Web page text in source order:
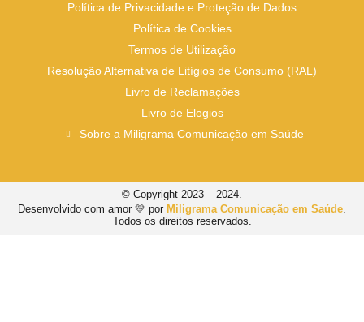
Política de Privacidade e Proteção de Dados
Política de Cookies
Termos de Utilização
Resolução Alternativa de Litígios de Consumo (RAL)
Livro de Reclamações
Livro de Elogios
Sobre a Miligrama Comunicação em Saúde
© Copyright 2023 – 2024.
Desenvolvido com amor 💛 por Miligrama Comunicação em Saúde
Todos os direitos reservados.